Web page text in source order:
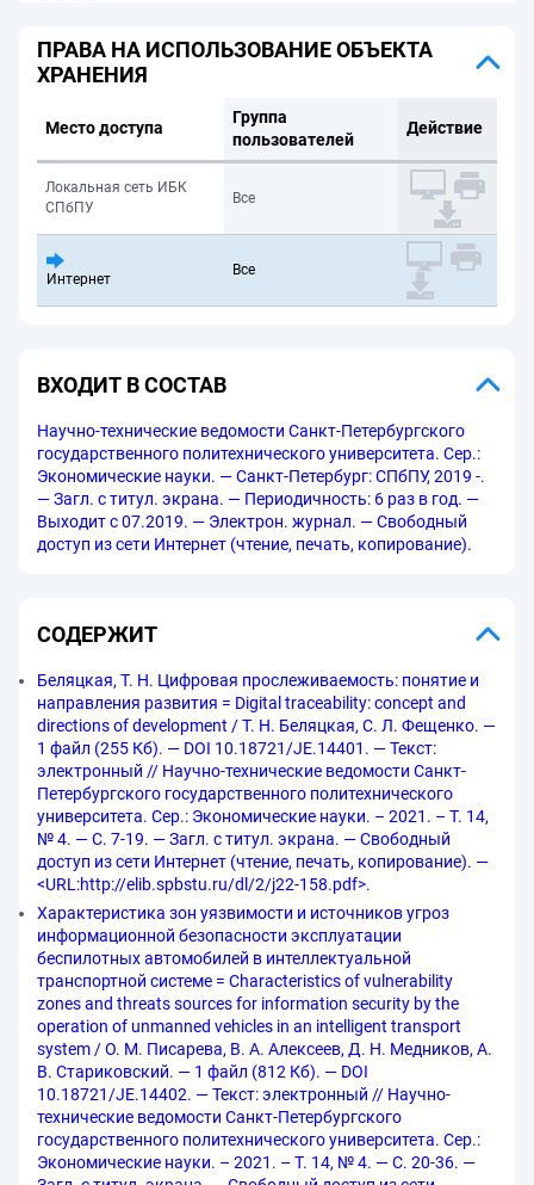
ПРАВА НА ИСПОЛЬЗОВАНИЕ ОБЪЕКТА
ХРАНЕНИЯ
Место доступа
Группа
пользователей
Действие
Локальная сеть ИБК
СПбПУ
Все
Интернет
Все
ВХОДИТ В СОСТАВ
Научно-технические ведомости Санкт-Петербургского
государственного политехнического университета. Сер.:
Экономические науки. — Санкт-Петербург: СПбПУ, 2019 -.
— Загл. с титул. экрана. — Периодичность: 6 раз в год. —
Выходит с 07.2019. — Электрон. журнал. — Свободный
доступ из сети Интернет (чтение, печать, копирование).
СОДЕРЖИТ
Беляцкая, Т. Н. Цифровая прослеживаемость: понятие и
направления развития = Digital traceability: concept and
directions of development / Т. Н. Беляцкая, С. Л. Фещенко. —
1 файл (255 Кб). — DOI 10.18721/JE.14401. — Текст:
электронный // Научно-технические ведомости Санкт-
Петербургского государственного политехнического
университета. Сер.: Экономические науки. – 2021. – Т. 14,
№ 4. — С. 7-19. — Загл. с титул. экрана. — Свободный
доступ из сети Интернет (чтение, печать, копирование). —
<URL:http://elib.spbstu.ru/dl/2/j22-158.pdf>.
Характеристика зон уязвимости и источников угроз
информационной безопасности эксплуатации
беспилотных автомобилей в интеллектуальной
транспортной системе = Characteristics of vulnerability
zones and threats sources for information security by the
operation of unmanned vehicles in an intelligent transport
system / О. М. Писарева, В. А. Алексеев, Д. Н. Медников, А.
В. Стариковский. — 1 файл (812 Кб). — DOI
10.18721/JE.14402. — Текст: электронный // Научно-
технические ведомости Санкт-Петербургского
государственного политехнического университета. Сер.:
Экономические науки. – 2021. – Т. 14, № 4. — С. 20-36. —